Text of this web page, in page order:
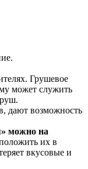
Грушевое
может служить
дают возможность
можно на
их в
вкусовые и